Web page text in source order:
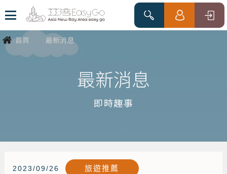
首頁 最新消息
最新消息
即時趣事
2023/09/26 旅遊推薦